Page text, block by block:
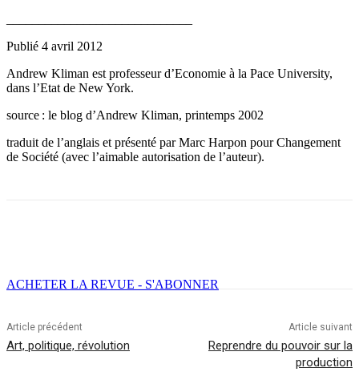
Publié 4 avril 2012
Andrew Kliman est professeur d’Economie à la Pace University,
dans l’Etat de New York.
source : le blog d’Andrew Kliman, printemps 2002
traduit de l’anglais et présenté par Marc Harpon pour Changement
de Société (avec l’aimable autorisation de l’auteur).
ACHETER LA REVUE - S'ABONNER
Article précédent
Art, politique, révolution
Article suivant
Reprendre du pouvoir sur la
production